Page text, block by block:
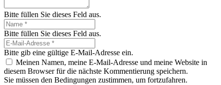
Bitte füllen Sie dieses Feld aus.
Bitte füllen Sie dieses Feld aus.
Bitte gib eine gültige E-Mail-Adresse ein.
Meinen Namen, meine E-Mail-Adresse und meine Website in
diesem Browser für die nächste Kommentierung speichern.
Sie müssen den Bedingungen zustimmen, um fortzufahren.